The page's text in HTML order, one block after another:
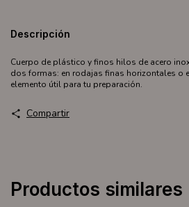
Descripción
Cuerpo de plástico y finos hilos de acero
dos formas: en rodajas finas horizontales o
elemento útil para tu preparación.
Compartir
Productos similares